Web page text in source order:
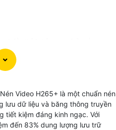
sử dụng trên các thiết bị
xử lý video thông minh .
video mà vẫn duy trì chất
có thể lưu trữ video dài
lượng nhỏ gọn hơn so với
Video H265+ là một chuẩn nén
lưu dữ liệu và băng thông truyền
tiết kiệm đáng kinh ngạc. Với
đến 83% dung lượng lưu trữ